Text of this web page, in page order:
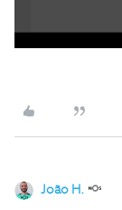
João H.